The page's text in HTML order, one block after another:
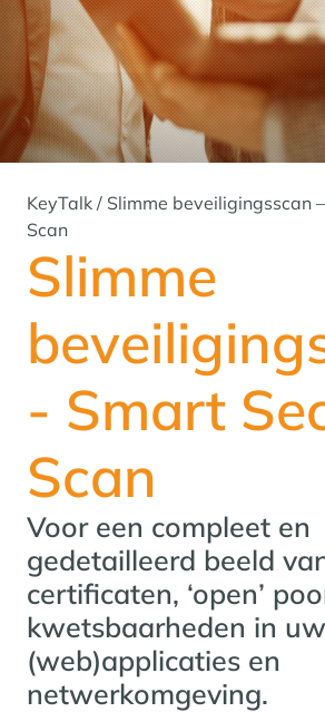
KeyTalk / Slimme beveiligingsscan
Scan
Slimme
- Smart
Scan
Voor een compleet en
gedetailleerd beeld
certificaten, ‘open’
kwetsbaarheden in uw
(web)applicaties en
netwerkomgeving.